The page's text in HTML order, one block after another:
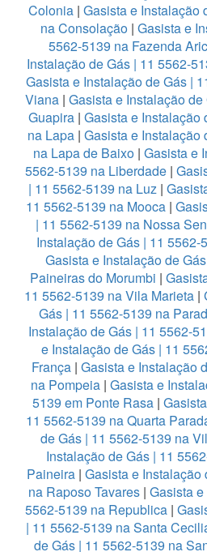
Colonia | Gasista e Instalação
na Consolação | Gasista e
5562-5139 na Fazenda
Instalação de Gás | 11 5562-
Gasista e Instalação de Gás |
Viana | Gasista e Instalação
Guapira| Gasista e Instalação
na Lapa | Gasista e Instalação
na Lapa de Baixo | Gasista e
5562-5139 na Liberdade |
| 11 5562-5139 na Luz |
11 5562-5139 na Mooca |
| 11 5562-5139 na Nossa
Instalação de Gás | 11
Gasista e Instalação de
Paineiras do Morumbi |
11 5562-5139 na Vila Marieta |
Gás | 11 5562-5139 na
Instalação de Gás | 11 5562-
e Instalação de Gás | 11
França | Gasista e Instalação
na Pompeia | Gasista e
5139 em Ponte Rasa|
11 5562-5139 na Quarta
de Gás | 11 5562-5139 na
Instalação de Gás | 11
Paineira | Gasista e Instalação
na Raposo Tavares| Gasista
5562-5139 na Republica|
| 11 5562-5139 na Santa
de Gás | 11 5562-5139 na